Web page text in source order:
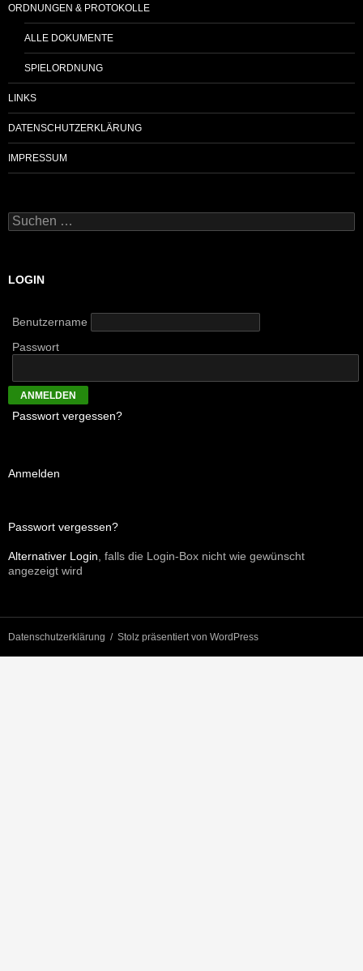
ORDNUNGEN & PROTOKOLLE
ALLE DOKUMENTE
SPIELORDNUNG
LINKS
DATENSCHUTZERKLÄRUNG
IMPRESSUM
Suchen
nach:
LOGIN
Benutzername
Passwort
Passwort vergessen?
Anmelden
Passwort vergessen?
Alternativer Login , falls die Login-Box nicht wie gewünscht
angezeigt wird
Datenschutzerklärung Stolz präsentiert von WordPress